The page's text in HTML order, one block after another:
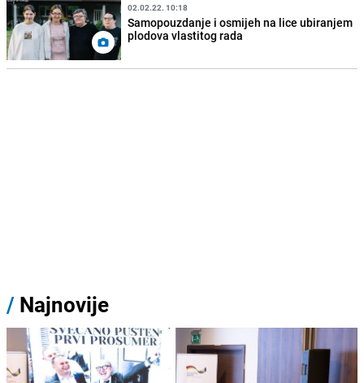
02.02.22. 10:18
Samopouzdanje i osmijeh na lice ubiranjem
plodova vlastitog rada
/ Najnovije